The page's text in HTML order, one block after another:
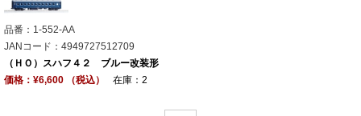
品番：1-552-AA
JANコード：4949727512709
（ＨＯ）スハフ４２ ブルー改装形
価格：¥6,600 （税込）
在庫：2